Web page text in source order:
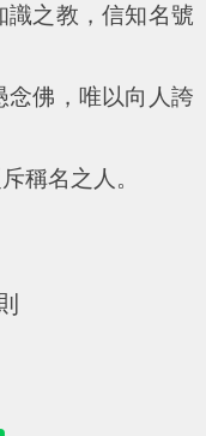
之教，信知名號
佛，唯以向人誇
名之人。